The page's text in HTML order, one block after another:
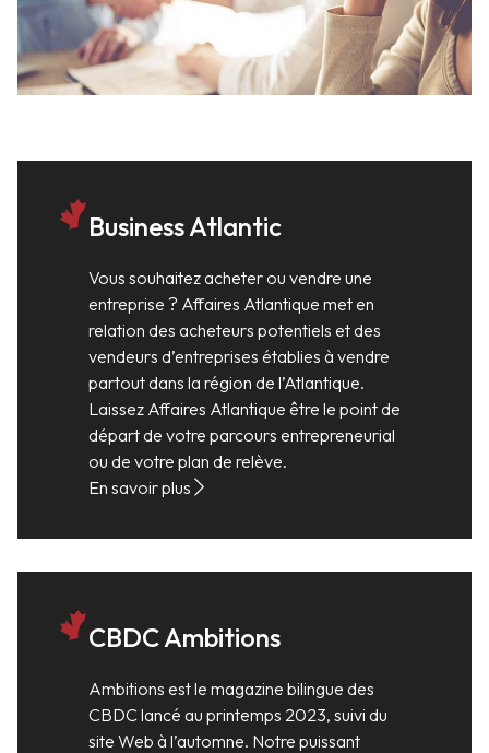
Business Atlantic
Vous souhaitez acheter ou vendre une
entreprise ? Affaires Atlantique met en
relation des acheteurs potentiels et des
vendeurs d’entreprises établies à vendre
partout dans la région de l’Atlantique.
Laissez Affaires Atlantique être le point de
départ de votre parcours entrepreneurial
ou de votre plan de relève.
En savoir plus
CBDC Ambitions
Ambitions est le magazine bilingue des
CBDC lancé au printemps 2023, suivi du
site Web à l’automne. Notre puissant